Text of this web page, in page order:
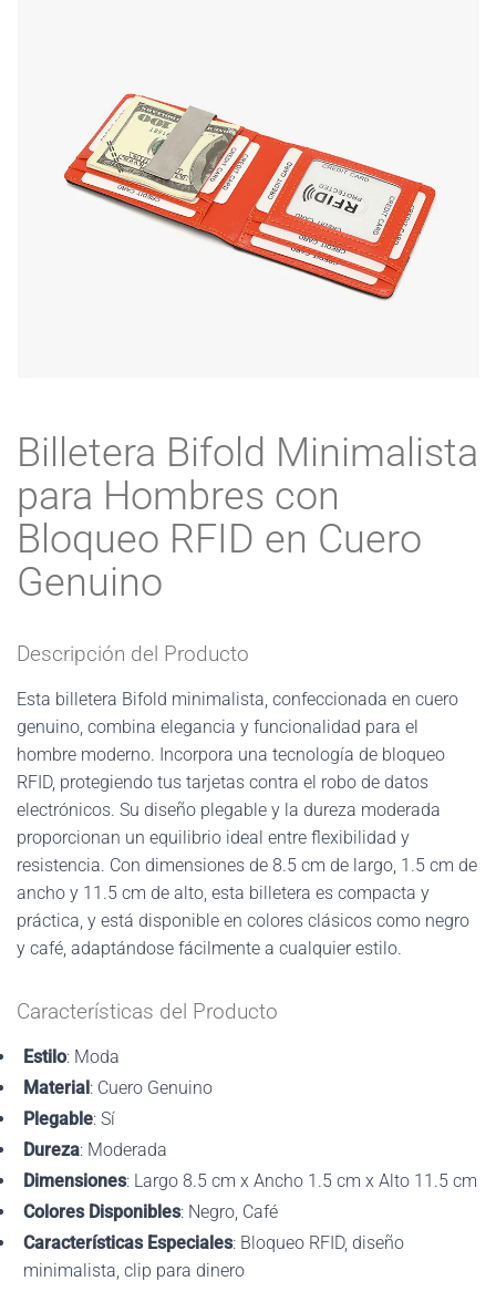
Billetera Bifold Minimalista
para Hombres con
Bloqueo RFID en Cuero
Genuino
Descripción del Producto
Esta billetera Bifold minimalista, confeccionada en cuero
genuino, combina elegancia y funcionalidad para el
hombre moderno. Incorpora una tecnología de bloqueo
RFID, protegiendo tus tarjetas contra el robo de datos
electrónicos. Su diseño plegable y la dureza moderada
proporcionan un equilibrio ideal entre flexibilidad y
resistencia. Con dimensiones de 8.5 cm de largo, 1.5 cm de
ancho y 11.5 cm de alto, esta billetera es compacta y
práctica, y está disponible en colores clásicos como negro
y café, adaptándose fácilmente a cualquier estilo.
Características del Producto
Estilo: Moda
Material: Cuero Genuino
Plegable: Sí
Dureza: Moderada
Dimensiones: Largo 8.5 cm x Ancho 1.5 cm x Alto 11.5 cm
Colores Disponibles: Negro, Café
Características Especiales: Bloqueo RFID, diseño
minimalista, clip para dinero